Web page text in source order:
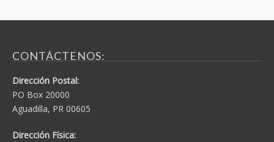
CONTÁCTENOS:
Dirección Postal:
PO Box 20000
Aguadilla, PR 00605
Dirección Física: